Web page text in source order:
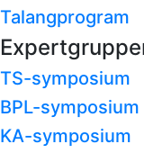
Talangprogram
TS-symposium
BPL-symposium
KA-symposium